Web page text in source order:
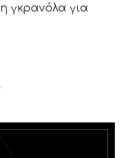
γκρανόλα για